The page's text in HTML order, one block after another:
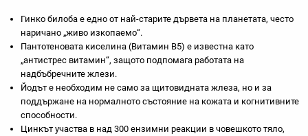
Гинко билоба е едно от най-старите дървета на планетата, често
наричано „живо изкопаемо“.
Пантотеновата киселина (Витамин B5) е известна като
„антистрес витамин“, защото подпомага работата на
надбъбречните жлези.
Йодът е необходим не само за щитовидната жлеза, но и за
поддържане на нормалното състояние на кожата и когнитивните
способности.
Цинкът участва в над 300 ензимни реакции в човешкото тяло,